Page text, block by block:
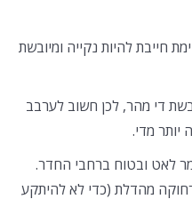
חייבת להיות נקייה ומיובשת
די מהר, לכן חשוב לערבב
מדי.
לאט ובטוח ברחבי החדר.
מהדלת (כדי לא להיתקע